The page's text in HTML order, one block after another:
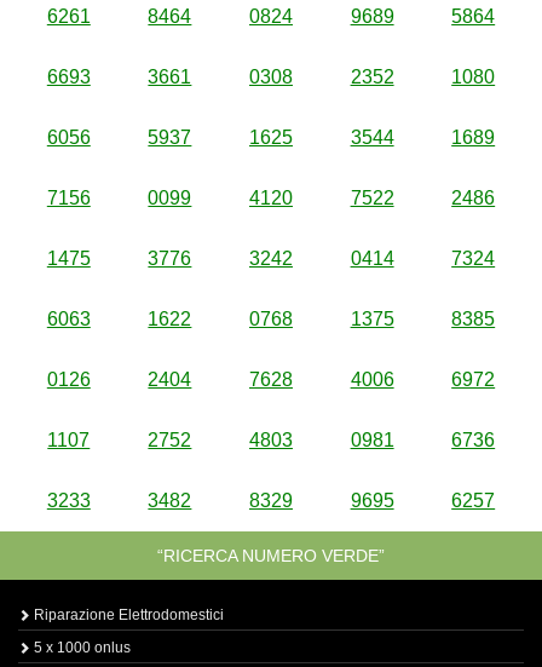
6261 8464 0824 9689 5864
6693 3661 0308 2352 1080
6056 5937 1625 3544 1689
7156 0099 4120 7522 2486
1475 3776 3242 0414 7324
6063 1622 0768 1375 8385
0126 2404 7628 4006 6972
1107 2752 4803 0981 6736
3233 3482 8329 9695 6257
“RICERCA NUMERO VERDE”
Riparazione Elettrodomestici
5 x 1000 onlus